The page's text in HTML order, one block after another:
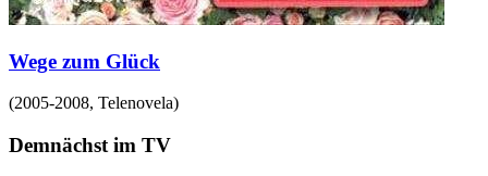
Wege zum Glück
(2005-2008, Telenovela)
Demnächst im TV